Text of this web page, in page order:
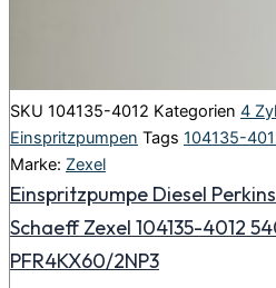
SKU 104135-4012 Kategorien 4
Einspritzpumpen Tags 104135-
Marke: Zexel
Einspritzpumpe Diesel
Schaeff Zexel 104135-4012
PFR4KX60/2NP3